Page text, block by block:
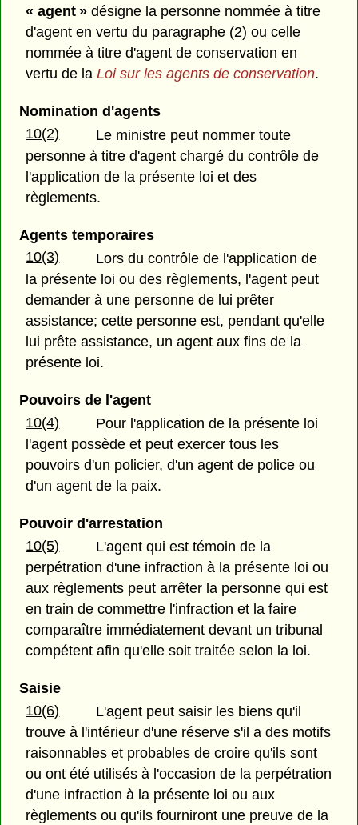
« agent » désigne la personne nommée à titre
d'agent en vertu du paragraphe (2) ou celle
nommée à titre d'agent de conservation en
vertu de la Loi sur les agents de conservation.
Nomination d'agents
10(2)
Le ministre peut nommer toute
personne à titre d'agent chargé du contrôle de
l'application de la présente loi et des
règlements.
Agents temporaires
10(3)
Lors du contrôle de l'application de
la présente loi ou des règlements, l'agent peut
demander à une personne de lui prêter
assistance; cette personne est, pendant qu'elle
lui prête assistance, un agent aux fins de la
présente loi.
Pouvoirs de l'agent
10(4)
Pour l'application de la présente loi
l'agent possède et peut exercer tous les
pouvoirs d'un policier, d'un agent de police ou
d'un agent de la paix.
Pouvoir d'arrestation
10(5)
L'agent qui est témoin de la
perpétration d'une infraction à la présente loi ou
aux règlements peut arrêter la personne qui est
en train de commettre l'infraction et la faire
comparaître immédiatement devant un tribunal
compétent afin qu'elle soit traitée selon la loi.
Saisie
10(6)
L'agent peut saisir les biens qu'il
trouve à l'intérieur d'une réserve s'il a des motifs
raisonnables et probables de croire qu'ils sont
ou ont été utilisés à l'occasion de la perpétration
d'une infraction à la présente loi ou aux
règlements ou qu'ils fourniront une preuve de la